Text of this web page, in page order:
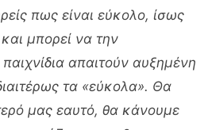
πως είναι εύκολο, ίσως
και μπορεί να την
απαιτούν αυξημένη
τα «εύκολα». Θα
μας εαυτό, θα κάνουμε